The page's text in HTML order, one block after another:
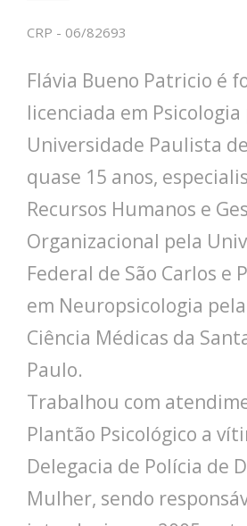
CRP - 06/82693
Flávia Bueno Patricio é
licenciada em Psicologia
Universidade Paulista
quase 15 anos,
Recursos Humanos e
Organizacional pela
Federal de São Carlos e
em Neuropsicologia
Ciência Médicas da
Paulo.
Trabalhou com
Plantão Psicológico a
Delegacia de Polícia de
Mulher, sendo